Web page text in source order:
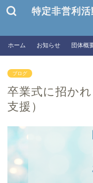
特定非営利
ホーム お知らせ 団体概
ブログ
卒業式に招か
支援）